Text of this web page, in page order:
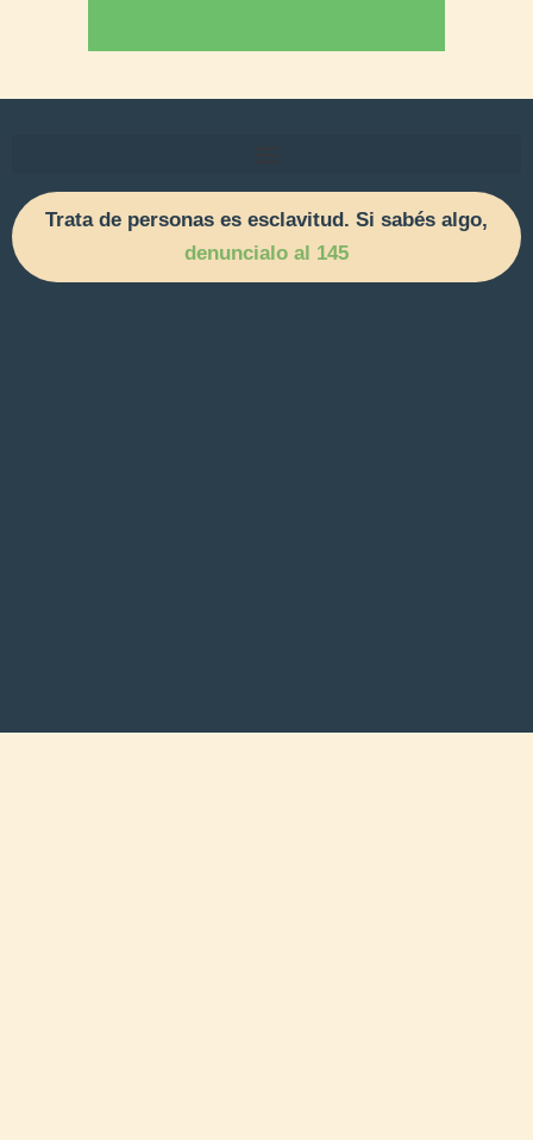
Trata de personas es esclavitud. Si sabés algo,
denuncialo al 145